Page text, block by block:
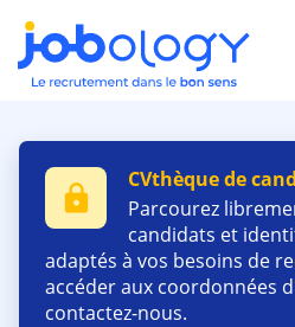
lock
CVthèque de
Parcourez
candidats et
adaptés à vos besoins de
accéder aux coordonnées
contactez-nous.